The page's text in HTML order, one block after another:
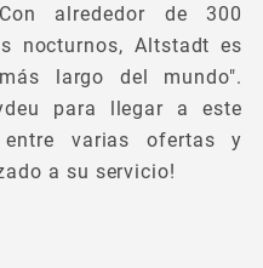
alrededor de 300
nocturnos, Altstadt es
largo del mundo".
para llegar a este
entre varias ofertas y
a su servicio!